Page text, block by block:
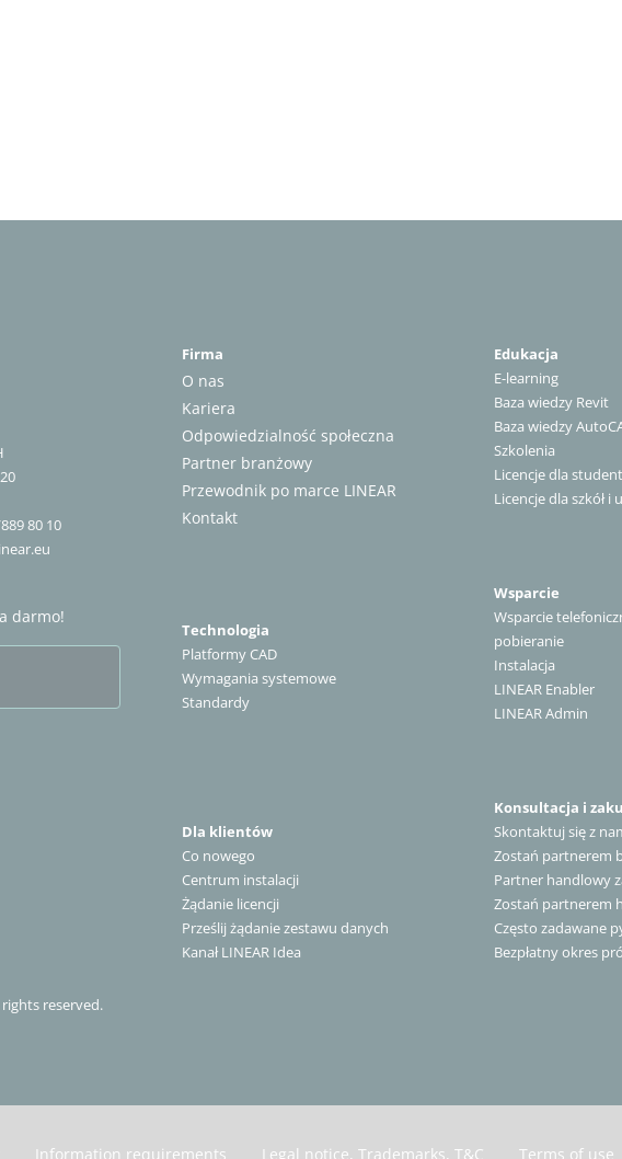
80 10
darmo!
reserved.
Firma
O nas
Kariera
Odpowiedzialność społeczna
Partner branżowy
Przewodnik po marce LINEAR
Kontakt
Technologia
Platformy CAD
Wymagania systemowe
Standardy
Dla klientów
Co nowego
Centrum instalacji
Żądanie licencji
Prześlij żądanie zestawu danych
Kanał LINEAR Idea
Edukacja
E-learning
Baza wiedzy Revit
Baza wiedzy
Szkolenia
Licencje dla
Licencje dla szkół i
Wsparcie
Wsparcie
pobieranie
Instalacja
LINEAR Enabler
LINEAR Admin
Konsultacja i
Skontaktuj się z
Zostań partnerem
Partner handlowy
Zostań partnerem
Często zadawane
Bezpłatny okres
Information requirements Legal notice, Trademarks, T&C Terms of use